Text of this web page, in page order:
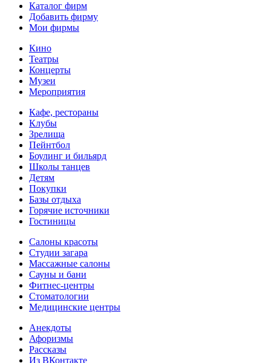
Каталог фирм
Добавить фирму
Мои фирмы
Кино
Театры
Концерты
Музеи
Мероприятия
Кафе, рестораны
Клубы
Зрелища
Пейнтбол
Боулинг и бильярд
Школы танцев
Детям
Покупки
Базы отдыха
Горячие источники
Гостиницы
Салоны красоты
Студии загара
Массажные салоны
Сауны и бани
Фитнес-центры
Стоматологии
Медицинские центры
Анекдоты
Афоризмы
Рассказы
Из ВКонтакте